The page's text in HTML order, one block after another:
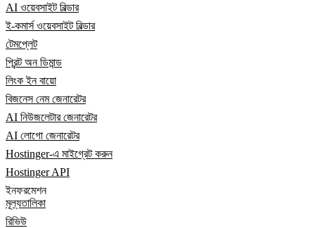
AI ওয়েবসাইট বিল্ডার
ই-কমার্স ওয়েবসাইট বিল্ডার
টেমপ্লেট
প্রিন্ট অন ডিমান্ড
লিংক ইন বায়ো
বিজনেস নেম জেনারেটর
AI নিউজলেটার জেনারেটর
AI লোগো জেনারেটর
Hostinger-এ মাইগ্রেট করুন
Hostinger API
ইনফরমেশন
মূল্যতালিকা
রিভিউ